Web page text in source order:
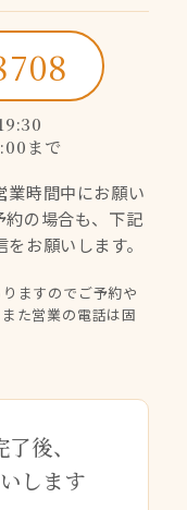
まで
業時間中にお願い
の場合も、下記
をお願いします。
ますのでご予約や
た営業の電話は固
後、
します